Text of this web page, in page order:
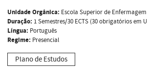
Unidade Orgânica: Escola Superior de
Duração: 1 Semestres/30 ECTS (30 obrigatórios em
Língua: Português
Regime: Presencial
Plano de Estudos